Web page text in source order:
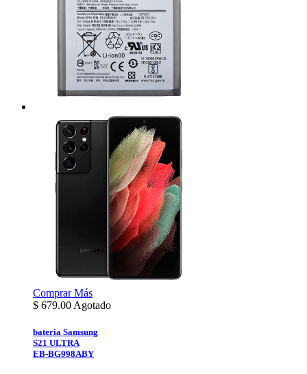
ComprarMás
$ 679.00 Agotado
bateria Samsung
S21 ULTRA
EB-BG998ABY